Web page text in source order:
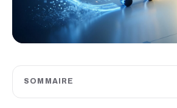
SOMMAIRE